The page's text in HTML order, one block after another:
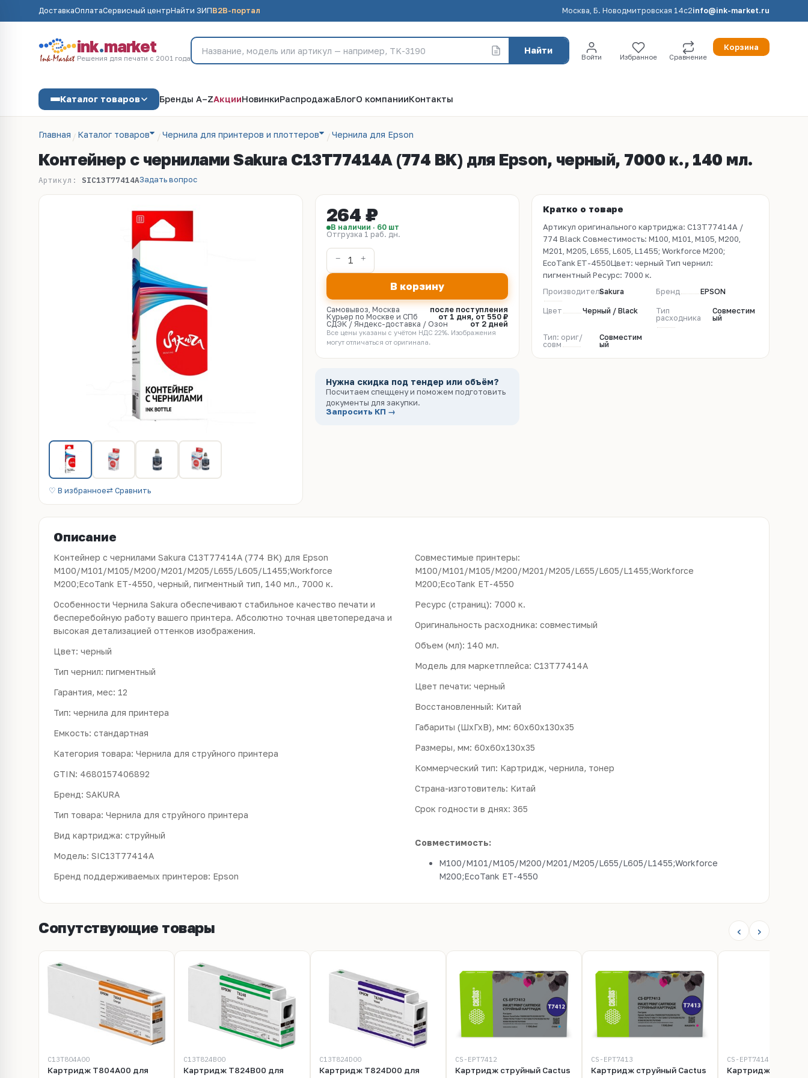
ДоставкаОплатаСервисный центрНайти ЗИПB2B-портал Москва, Б. Новодмитровская 14с2info@ink-market.ru
ink.market
Решения для печати с 2001 года
Найти
Войти Избранное Сравнение
Корзина
Каталог товаров Бренды A–ZАкцииНовинкиРаспродажаБлогО компанииКонтакты
Главная Каталог товаров Чернила для принтеров и плоттеров Чернила для Epson
Контейнер с чернилами Sakura C13T77414A (774 BK) для Epson, черный, 7000 к., 140 мл.
Артикул: SIC13T77414AЗадать вопрос
♡ В избранное⇄ Сравнить
264 ₽
В наличии · 60 шт
Отгрузка 1 раб. дн.
В корзину
Самовывоз, Москва
после поступления
Курьер по Москве и СПб
от 1 дня, от 550 ₽
СДЭК / Яндекс-доставка / Озон
от 2 дней
Все цены указаны с учётом НДС 22%. Изображения
могут отличаться от оригинала.
Нужна скидка под тендер или объём?
Посчитаем спеццену и поможем подготовить
документы для закупки.
Запросить КП →
Кратко о товаре
Артикул оригинального картриджа: C13T77414A /
774 Black Совместимость: M100, M101, M105, M200,
M201, M205, L655, L605, L1455; Workforce M200;
EcoTank ET-4550Цвет: черный Тип чернил:
пигментный Ресурс: 7000 к.
ПроизводительSakura Бренд EPSON
Цвет Черный / Black
Тип
расходника
Совместим
ый
Тип: ориг/
совм
Совместим
ый
Описание
Контейнер с чернилами Sakura C13T77414A (774 BK) для Epson
M100/M101/M105/M200/M201/M205/L655/L605/L1455;Workforce
M200;EcoTank ET-4550, черный, пигментный тип, 140 мл., 7000 к.
Особенности Чернила Sakura обеспечивают стабильное качество печати и
бесперебойную работу вашего принтера. Абсолютно точная цветопередача и
высокая детализацией оттенков изображения.
Цвет: черный
Тип чернил: пигментный
Гарантия, мес: 12
Тип: чернила для принтера
Емкость: стандартная
Категория товара: Чернила для струйного принтера
GTIN: 4680157406892
Бренд: SAKURA
Тип товара: Чернила для струйного принтера
Вид картриджа: струйный
Модель: SIC13T77414A
Бренд поддерживаемых принтеров: Epson
Совместимые принтеры:
M100/M101/M105/M200/M201/M205/L655/L605/L1455;Workforce
M200;EcoTank ET-4550
Ресурс (страниц): 7000 к.
Оригинальность расходника: совместимый
Объем (мл): 140 мл.
Модель для маркетплейса: C13T77414A
Цвет печати: черный
Восстановленный: Китай
Габариты (ШхГхВ), мм: 60x60x130x35
Размеры, мм: 60x60x130x35
Коммерческий тип: Картридж, чернила, тонер
Страна-изготовитель: Китай
Срок годности в днях: 365
Совместимость:
M100/M101/M105/M200/M201/M205/L655/L605/L1455;Workforce
M200;EcoTank ET-4550
Сопутствующие товары ‹ ›
C13T804A00
Картридж T804A00 для
C13T824B00
Картридж T824B00 для
C13T824D00
Картридж T824D00 для
CS-EPT7412
Картридж струйный Cactus
CS-EPT7413
Картридж струйный Cactus
CS-EPT7414
Картридж